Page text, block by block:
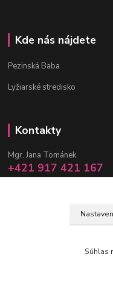
Kde nás nájdete
Pezinská Baba
Lyžiarské stredisko
Kontakty
Mgr. Jana Tománek
+421 917 421 167
(Po-Pia, 10 -17 hod.)
Súhlas